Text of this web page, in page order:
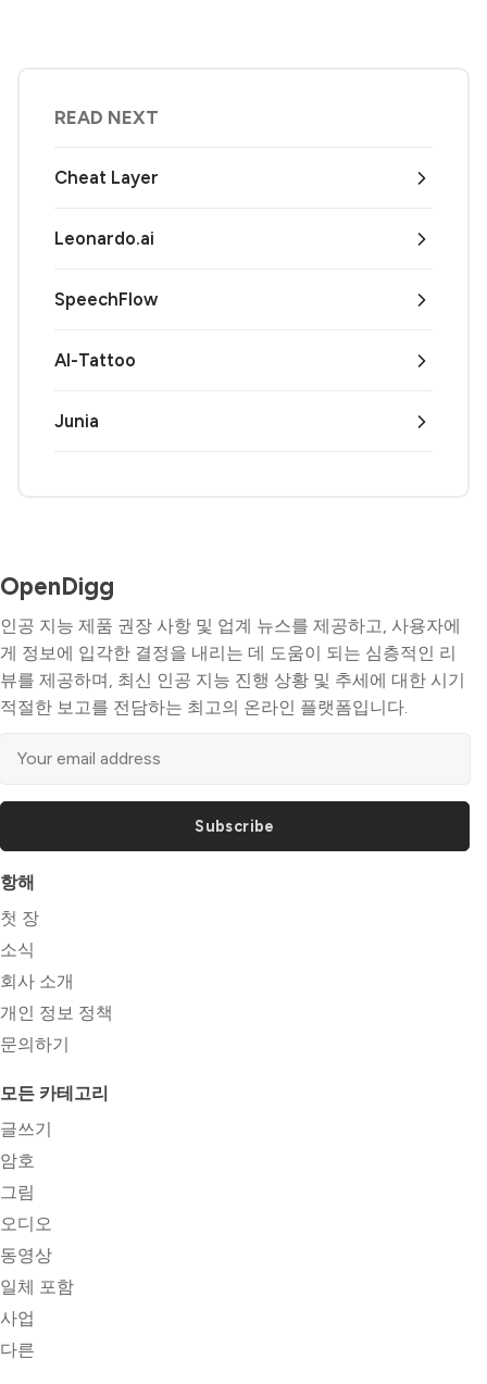
READ NEXT
Cheat Layer
Leonardo.ai
SpeechFlow
AI-Tattoo
Junia
OpenDigg
인공 지능 제품 권장 사항 및 업계 뉴스를 제공하고, 사용자에
게 정보에 입각한 결정을 내리는 데 도움이 되는 심층적인 리
뷰를 제공하며, 최신 인공 지능 진행 상황 및 추세에 대한 시기
적절한 보고를 전담하는 최고의 온라인 플랫폼입니다.
Subscribe
항해
첫 장
소식
회사 소개
개인 정보 정책
문의하기
모든 카테고리
글쓰기
암호
그림
오디오
동영상
일체 포함
사업
다른